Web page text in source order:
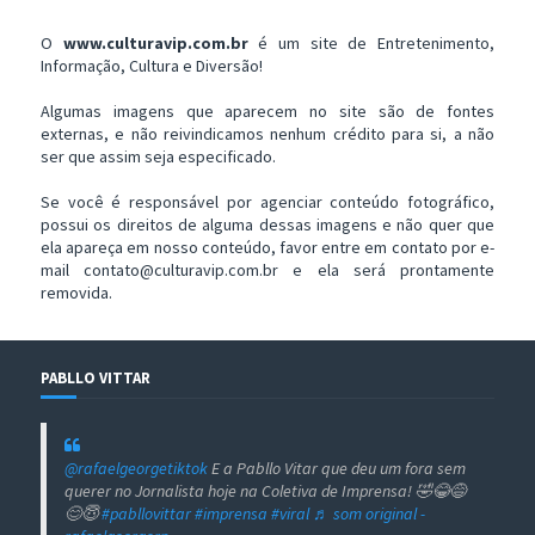
O www.culturavip.com.bré um site de Entretenimento,
Informação, Cultura e Diversão!
Algumas imagens que aparecem no site são de fontes
externas, e não reivindicamos nenhum crédito para si, a não
ser que assim seja especificado.
Se você é responsável por agenciar conteúdo fotográfico,
possui os direitos de alguma dessas imagens e não quer que
ela apareça em nosso conteúdo, favor entre em contato por e-
mail contato@culturavip.com.br e ela será prontamente
removida.
PABLLO VITTAR
@rafaelgeorgetiktokE a Pabllo Vitar que deu um fora sem
querer no Jornalista hoje na Coletiva de Imprensa! 🤣😂😅
😊😇#pabllovittar#imprensa #viral ♬ som original -